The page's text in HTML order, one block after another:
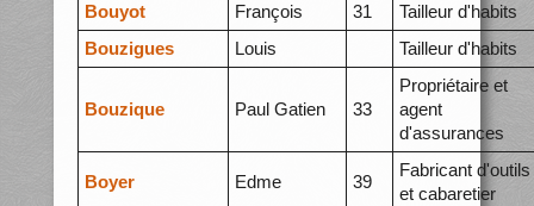
Bouyot François 31
Tailleur d'habits
Bouzigues
Louis Tailleur d'habits
Bouzique Paul Gatien 33
Propriétaire et
agent
d'assurances
Boyer Edme 39
Fabricant d'outils
et cabaretier